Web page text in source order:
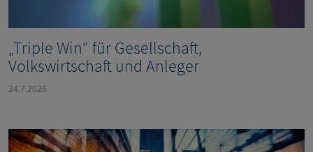
„Triple Win“ für Gesellschaft,
Volkswirtschaft und Anleger
24.7.2026